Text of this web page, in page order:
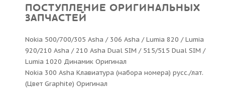
ПОСТУПЛЕНИЕ ОРИГИНАЛЬНЫХ
ЗАПЧАСТЕЙ
Nokia 500/700/305 Asha / 306 Asha / Lumia 820 / Lumia
920/210 Asha / 210 Asha Dual SIM / 515/515 Dual SIM /
Lumia 1020 Динамик Оригинал
Nokia 300 Asha Клавиатура (набора номера) русс./лат.
(Цвет Graphite) Оригинал